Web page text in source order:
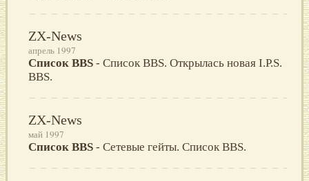
ZX-News
апрель 1997
Список BBS - Список BBS. Открылась новая I.P.S.
BBS.
ZX-News
май 1997
Список BBS - Сетевые гейты. Список BBS.